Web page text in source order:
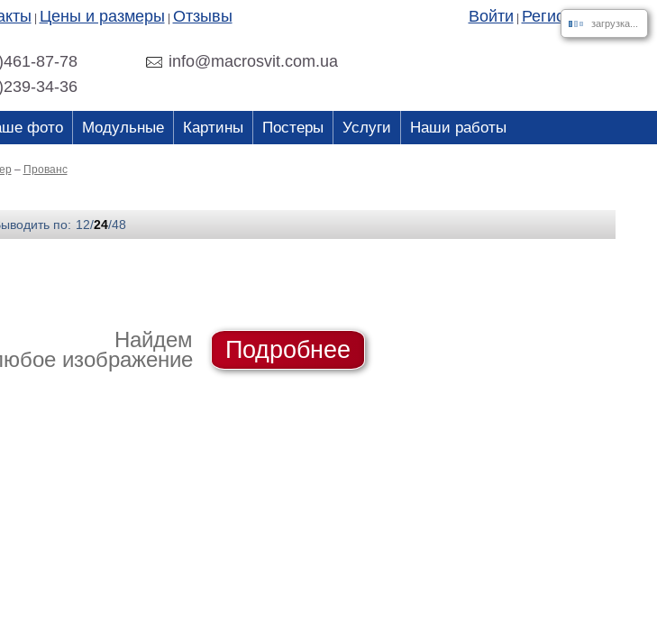
Цены и размеры Отзывы Войти Регистрация
87-78
info@macrosvit.com.ua
34-36
фото Модульные Картины Постеры Услуги Наши работы
– Прованс
по: 12/24/48
Найдем
изображение
Подробнее
загрузка...